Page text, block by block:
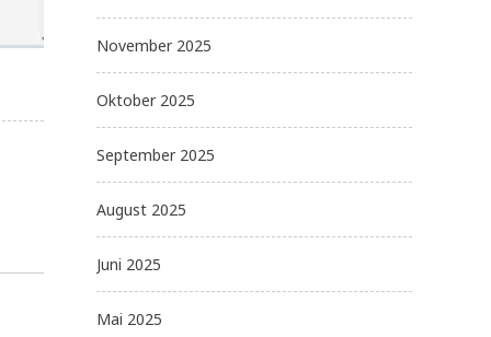
November 2025
Oktober 2025
September 2025
August 2025
Juni 2025
Mai 2025